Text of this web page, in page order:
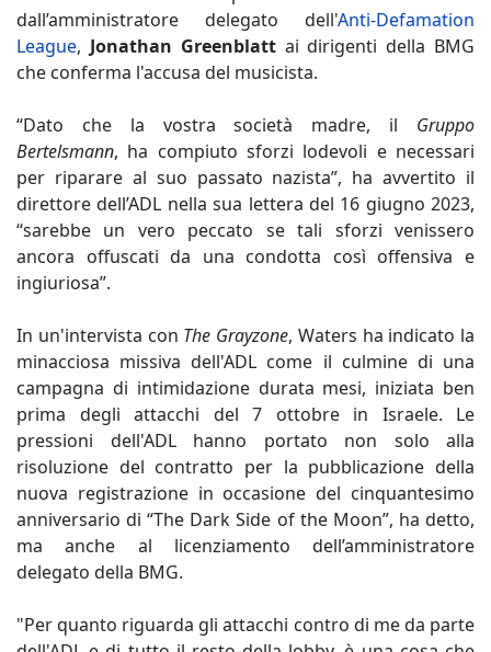
dall’amministratore delegato dell'Anti-Defamation
League, Jonathan Greenblattai dirigenti della BMG
che conferma l'accusa del musicista.
“Dato che la vostra società madre, il Gruppo
Bertelsmann, ha compiuto sforzi lodevoli e necessari
per riparare al suo passato nazista”, ha avvertito il
direttore dell’ADL nella sua lettera del 16 giugno 2023,
“sarebbe un vero peccato se tali sforzi venissero
ancora offuscati da una condotta così offensiva e
ingiuriosa”.
In un'intervista con The Grayzone, Waters ha indicato la
minacciosa missiva dell'ADL come il culmine di una
campagna di intimidazione durata mesi, iniziata ben
prima degli attacchi del 7 ottobre in Israele. Le
pressioni dell'ADL hanno portato non solo alla
risoluzione del contratto per la pubblicazione della
nuova registrazione in occasione del cinquantesimo
anniversario di “The Dark Side of the Moon”, ha detto,
ma anche al licenziamento dell’amministratore
delegato della BMG.
"Per quanto riguarda gli attacchi contro di me da parte